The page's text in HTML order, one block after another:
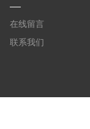
在线留言
联系我们